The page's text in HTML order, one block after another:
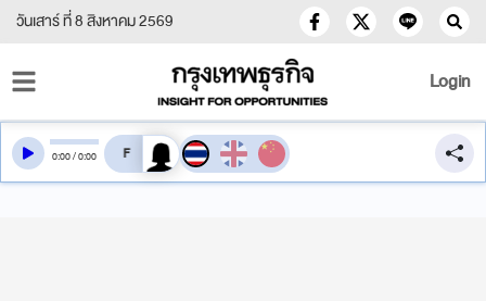
วันเสาร์ ที่ 8 สิงหาคม 2569
Login
0:00/0:00 สลับเสียงอ่าน